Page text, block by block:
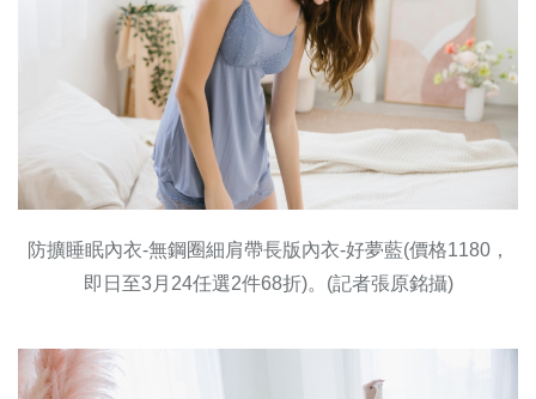
防擴睡眠內衣-無鋼圈細肩帶長版內衣-好夢藍(價格1180，
即日至3月24任選2件68折)。(記者張原銘攝)